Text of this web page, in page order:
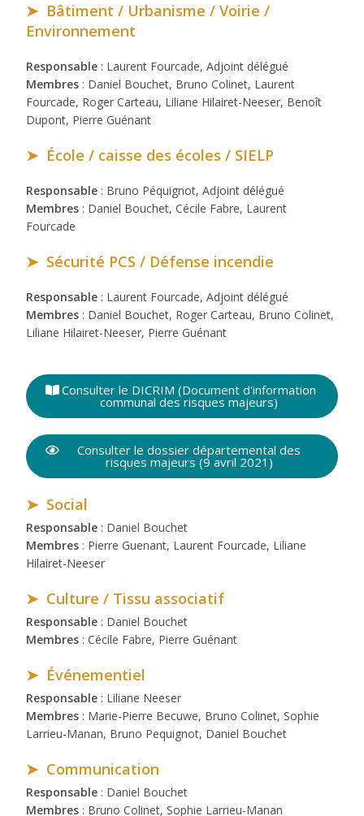
➤ Bâtiment / Urbanisme / Voirie /
Environnement
Responsable : Laurent Fourcade, Adjoint délégué
Membres : Daniel Bouchet, Bruno Colinet, Laurent
Fourcade, Roger Carteau, Liliane Hilairet-Neeser, Benoît
Dupont, Pierre Guénant
➤ École / caisse des écoles / SIELP
Responsable : Bruno Péquignot, Adjoint délégué
Membres : Daniel Bouchet, Cécile Fabre, Laurent
Fourcade
➤ Sécurité PCS / Défense incendie
Responsable : Laurent Fourcade, Adjoint délégué
Membres : Daniel Bouchet, Roger Carteau, Bruno Colinet,
Liliane Hilairet-Neeser, Pierre Guénant
Consulter le DICRIM (Document d'information
communal des risques majeurs)
Consulter le dossier départemental des
risques majeurs (9 avril 2021)
➤ Social
Responsable : Daniel Bouchet
Membres : Pierre Guenant, Laurent Fourcade, Liliane
Hilairet-Neeser
➤ Culture / Tissu associatif
Responsable : Daniel Bouchet
Membres : Cécile Fabre, Pierre Guénant
➤ Événementiel
Responsable : Liliane Neeser
Membres : Marie-Pierre Becuwe, Bruno Colinet, Sophie
Larrieu-Manan, Bruno Pequignot, Daniel Bouchet
➤ Communication
Responsable : Daniel Bouchet
Membres : Bruno Colinet, Sophie Larrieu-Manan